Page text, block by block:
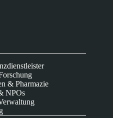
& Pharmazie
NPOs